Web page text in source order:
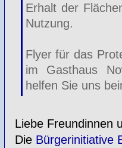
Erhalt der
Nutzung.
Flyer für das
im Gasthaus
helfen Sie uns
Liebe Freundinnen
Die Bürgerinitiative